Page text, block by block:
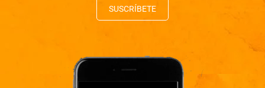
SUSCRÍBETE